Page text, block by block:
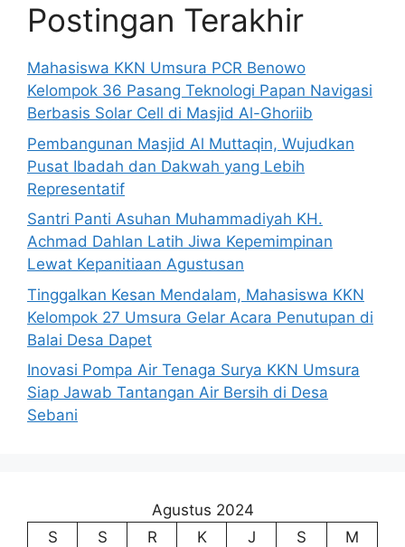
Postingan Terakhir
Mahasiswa KKN Umsura PCR Benowo
Kelompok 36 Pasang Teknologi Papan Navigasi
Berbasis Solar Cell di Masjid Al-Ghoriib
Pembangunan Masjid Al Muttaqin, Wujudkan
Pusat Ibadah dan Dakwah yang Lebih
Representatif
Santri Panti Asuhan Muhammadiyah KH.
Achmad Dahlan Latih Jiwa Kepemimpinan
Lewat Kepanitiaan Agustusan
Tinggalkan Kesan Mendalam, Mahasiswa KKN
Kelompok 27 Umsura Gelar Acara Penutupan di
Balai Desa Dapet
Inovasi Pompa Air Tenaga Surya KKN Umsura
Siap Jawab Tantangan Air Bersih di Desa
Sebani
Agustus 2024
S
S R K J S
M